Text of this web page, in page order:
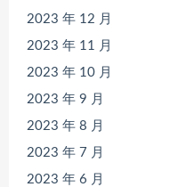
2023 年 12 月
2023 年 11 月
2023 年 10 月
2023 年 9 月
2023 年 8 月
2023 年 7 月
2023 年 6 月